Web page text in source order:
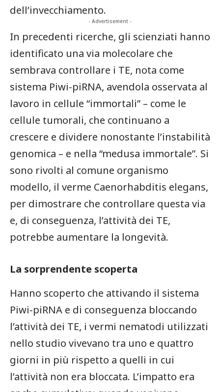
dell’invecchiamento.
- Advertisement -
In precedenti ricerche, gli scienziati hanno
identificato una via molecolare che
sembrava controllare i TE, nota come
sistema Piwi-piRNA, avendola osservata al
lavoro in cellule “immortali” – come le
cellule tumorali, che continuano a
crescere e dividere nonostante l’instabilità
genomica – e nella “medusa immortale”. Si
sono rivolti al comune organismo
modello, il verme Caenorhabditis elegans,
per dimostrare che controllare questa via
e, di conseguenza, l’attività dei TE,
potrebbe aumentare la longevità.
La sorprendente scoperta
Hanno scoperto che attivando il sistema
Piwi-piRNA e di conseguenza bloccando
l’attività dei TE, i vermi nematodi utilizzati
nello studio vivevano tra uno e quattro
giorni in più rispetto a quelli in cui
l’attività non era bloccata. L’impatto era